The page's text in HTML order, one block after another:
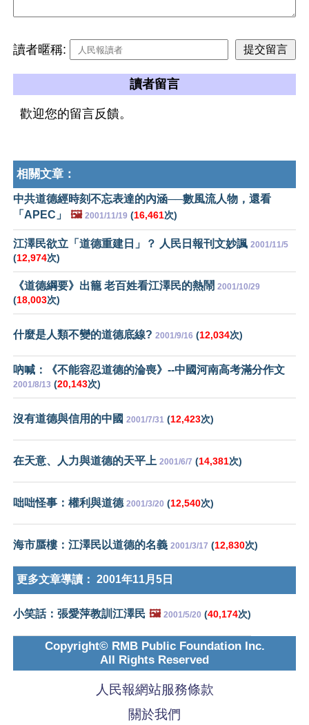
讀者暱稱:
讀者留言
歡迎您的留言反饋。
相關文章：
中共道德經時刻不忘表達的內涵──數風流人物，還看
「APEC」
🖼️ 2001/11/19 (16,461次)
江澤民欲立「道德重建日」？ 人民日報刊文妙諷 2001/11/5
(12,974次)
《道德綱要》出籠 老百姓看江澤民的熱鬧 2001/10/29
(18,003次)
什麼是人類不變的道德底線? 2001/9/16 (12,034次)
吶喊：《不能容忍道德的淪喪》--中國河南高考滿分作文
2001/8/13 (20,143次)
沒有道德與信用的中國 2001/7/31 (12,423次)
在天意、人力與道德的天平上 2001/6/7 (14,381次)
咄咄怪事：權利與道德 2001/3/20 (12,540次)
海市蜃樓：江澤民以道德的名義 2001/3/17 (12,830次)
更多文章導讀： 2001年11月5日
小笑話：張愛萍教訓江澤民 🖼️ 2001/5/20 (40,174次)
Copyright© RMB Public Foundation Inc.
All Rights Reserved
人民報網站服務條款
關於我們